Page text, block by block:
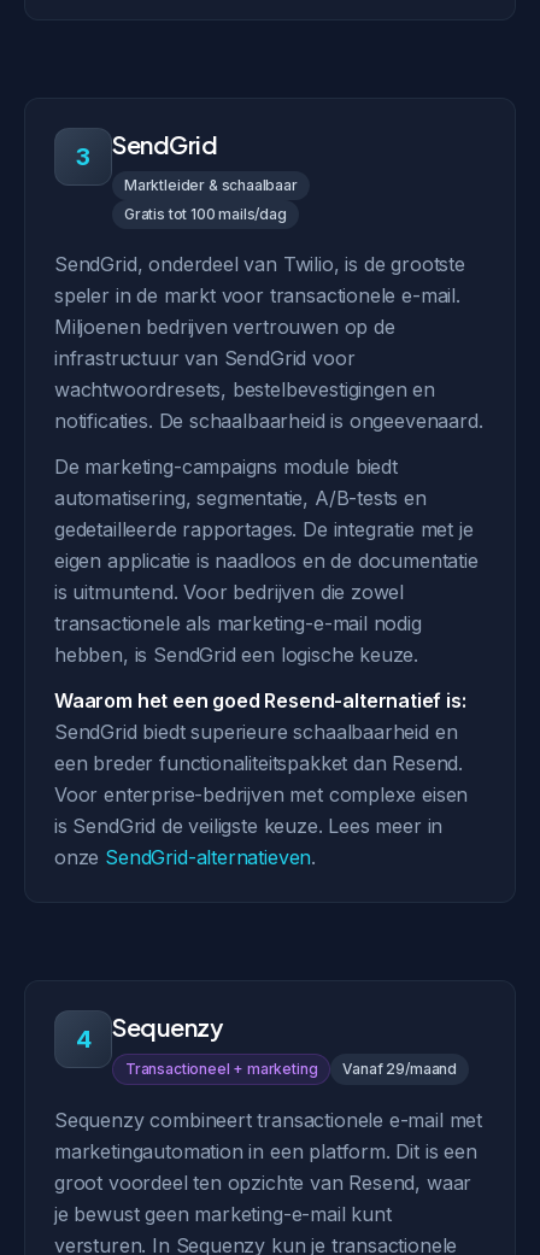
3 SendGrid
Marktleider & schaalbaar
Gratis tot 100 mails/dag
SendGrid, onderdeel van Twilio, is de grootste
speler in de markt voor transactionele e-mail.
Miljoenen bedrijven vertrouwen op de
infrastructuur van SendGrid voor
wachtwoordresets, bestelbevestigingen en
notificaties. De schaalbaarheid is ongeevenaard.
De marketing-campaigns module biedt
automatisering, segmentatie, A/B-tests en
gedetailleerde rapportages. De integratie met je
eigen applicatie is naadloos en de documentatie
is uitmuntend. Voor bedrijven die zowel
transactionele als marketing-e-mail nodig
hebben, is SendGrid een logische keuze.
Waarom het een goed Resend-alternatief is:
SendGrid biedt superieure schaalbaarheid en
een breder functionaliteitspakket dan Resend.
Voor enterprise-bedrijven met complexe eisen
is SendGrid de veiligste keuze. Lees meer in
onze SendGrid-alternatieven.
4 Sequenzy
Transactioneel + marketing Vanaf 29/maand
Sequenzy combineert transactionele e-mail met
marketingautomation in een platform. Dit is een
groot voordeel ten opzichte van Resend, waar
je bewust geen marketing-e-mail kunt
versturen. In Sequenzy kun je transactionele